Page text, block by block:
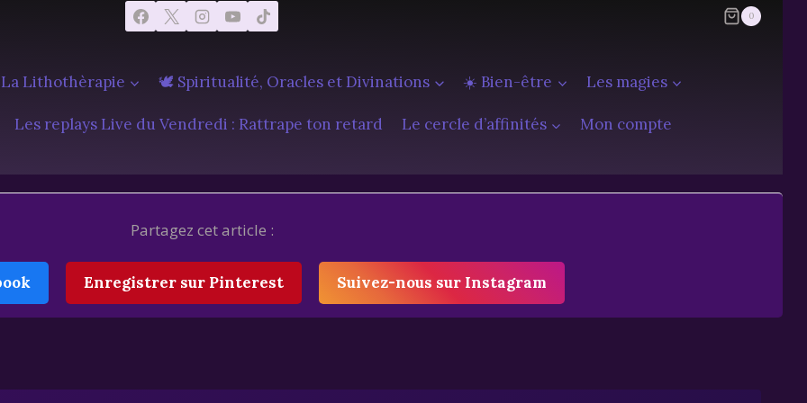
0
Lithothèrapie 🕊️ Spiritualité, Oracles et Divinations ☀️ Bien-être Les magies
Les replays Live du Vendredi : Rattrape ton retard Le cercle d’affinités Mon compte
Partagez cet article :
Enregistrer sur Pinterest Suivez-nous sur Instagram